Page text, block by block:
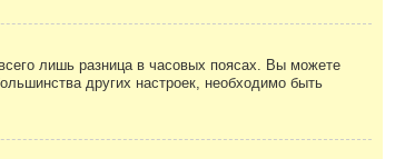
лишь разница в часовых поясах. Вы можете
других настроек, необходимо быть